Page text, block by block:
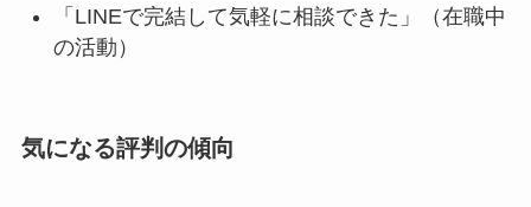
「LINEで完結して気軽に相談できた」（在職中
の活動）
気になる評判の傾向